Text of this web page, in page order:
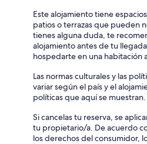
Este alojamiento tiene
patios o terrazas que pueden
tienes alguna duda, te
alojamiento antes de tu
hospedarte en una habitación
Las normas culturales y las
variar según el país y el
políticas que aquí se muestran.
Si cancelas tu reserva, se
tu propietario/a. De acuerdo
los derechos del consumidor,